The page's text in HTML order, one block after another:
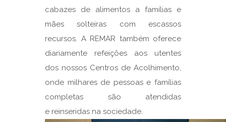
cabazes de alimentos a famílias e
mães solteiras com escassos
recursos. A REMAR também oferece
diariamente refeições aos utentes
dos nossos Centros de Acolhimento,
onde milhares de pessoas e famílias
completas são atendidas
e reinseridas na sociedade.